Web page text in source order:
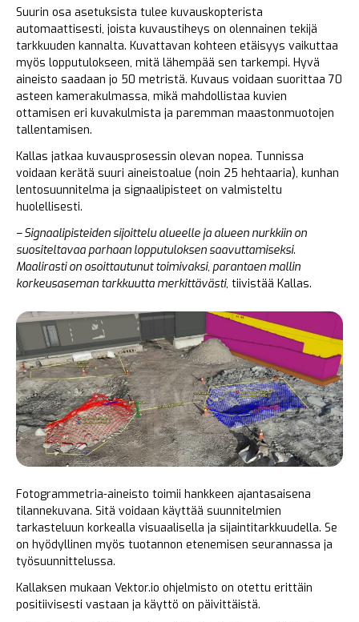
Suurin osa asetuksista tulee kuvauskopterista
automaattisesti, joista kuvaustiheys on olennainen tekijä
tarkkuuden kannalta. Kuvattavan kohteen etäisyys vaikuttaa
myös lopputulokseen, mitä lähempää sen tarkempi. Hyvä
aineisto saadaan jo 50 metristä. Kuvaus voidaan suorittaa 70
asteen kamerakulmassa, mikä mahdollistaa kuvien
ottamisen eri kuvakulmista ja paremman maastonmuotojen
tallentamisen.
Kallas jatkaa kuvausprosessin olevan nopea. Tunnissa
voidaan kerätä suuri aineistoalue (noin 25 hehtaaria), kunhan
lentosuunnitelma ja signaalipisteet on valmisteltu
huolellisesti.
– Signaalipisteiden sijoittelu alueelle ja alueen nurkkiin on
suositeltavaa parhaan lopputuloksen saavuttamiseksi.
Maalirasti on osoittautunut toimivaksi, parantaen mallin
korkeusaseman tarkkuutta merkittävästi, tiivistää Kallas.
Fotogrammetria-aineisto toimii hankkeen ajantasaisena
tilannekuvana. Sitä voidaan käyttää suunnitelmien
tarkasteluun korkealla visuaalisella ja sijaintitarkkuudella. Se
on hyödyllinen myös tuotannon etenemisen seurannassa ja
työsuunnittelussa.
Kallaksen mukaan Vektor.io ohjelmisto on otettu erittäin
positiivisesti vastaan ja käyttö on päivittäistä.